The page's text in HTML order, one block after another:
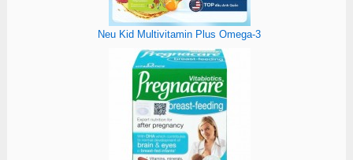
Neu Kid Multivitamin Plus Omega-3